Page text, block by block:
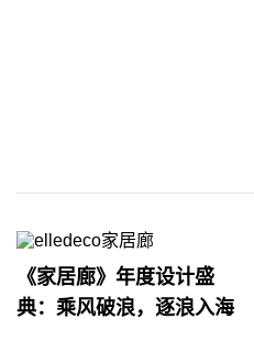
《家居廊》年度设计盛
典：乘风破浪，逐浪入海